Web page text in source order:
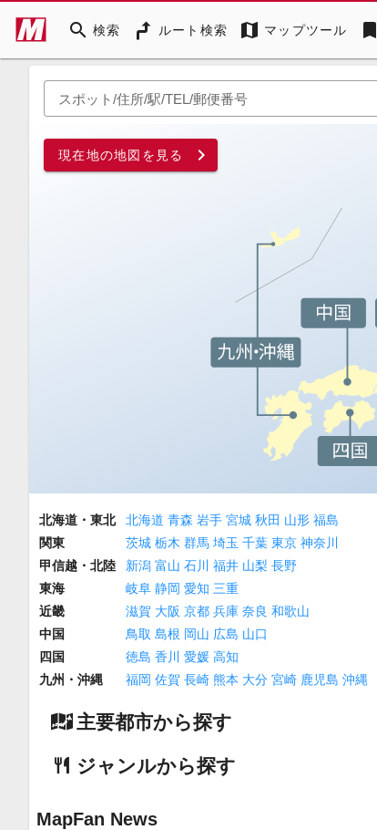
search 検索 ルート検索 map マップツール bookmark
スポット/住所/駅/TEL/郵便番号
現在地の地図を見る chevron_right
北海道・東北 北海道 青森 岩手 宮城 秋田 山形 福島
関東
茨城 栃木 群馬 埼玉 千葉 東京 神奈川
甲信越・北陸
新潟 富山 石川 福井 山梨 長野
東海
岐阜 静岡 愛知 三重
近畿
滋賀 大阪 京都 兵庫 奈良 和歌山
中国
鳥取 島根 岡山 広島 山口
四国
徳島 香川 愛媛 高知
九州・沖縄
福岡 佐賀 長崎 熊本 大分 宮崎 鹿児島 沖縄
主要都市から探す
ジャンルから探す
MapFan News